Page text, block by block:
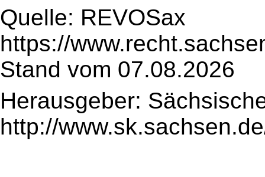
Quelle: REVOSax
https://
Stand vom 07.08.2026
Herausgeber:
http://